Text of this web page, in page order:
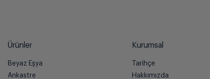
Ürünler
Beyaz Eşya
Ankastre
Kurumsal
Tarihçe
Hakkımızda